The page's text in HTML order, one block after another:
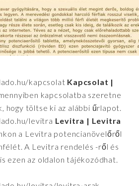
kapcsolat Kapcsolat |
kapcsolatba szeretne
hogy töltse ki az alábbi űrlapot.
levitra Levitra | Levitra
a Levitra potencianövelőről
A Levitra rendelés -ről és
ezen az oldalon tájékozódhat.